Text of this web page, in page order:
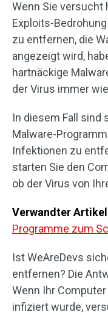
Wenn Sie versucht
Exploits-
zu entfernen, die
angezeigt wird,
hartnäckige
der Virus immer
In diesem Fall sind
Malware-
Infektionen zu
starten Sie den
ob der Virus von
Verwandter
Programme zum
Ist WeAreDevs
entfernen? Die
Wenn Ihr
infiziert wurde,